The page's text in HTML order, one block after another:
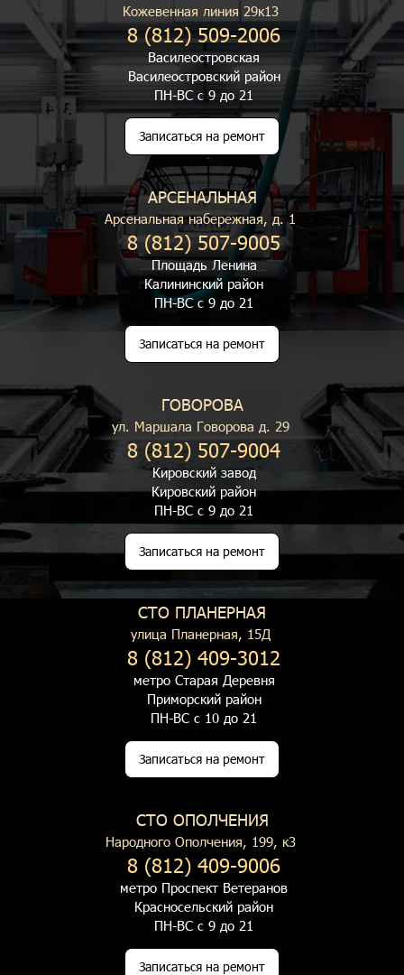
Кожевенная линия 29к13
8 (812) 509-2006
Василеостровская
Василеостровский район
ПН-ВС с 9 до 21
Записаться на ремонт
АРСЕНАЛЬНАЯ
Арсенальная набережная, д. 1
8 (812) 507-9005
Площадь Ленина
Калининский район
ПН-ВС с 9 до 21
Записаться на ремонт
ГОВОРОВА
ул. Маршала Говорова д. 29
8 (812) 507-9004
Кировский завод
Кировский район
ПН-ВС с 9 до 21
Записаться на ремонт
СТО ПЛАНЕРНАЯ
улица Планерная, 15Д
8 (812) 409-3012
метро Старая Деревня
Приморский район
ПН-ВС с 10 до 21
Записаться на ремонт
СТО ОПОЛЧЕНИЯ
Народного Ополчения, 199, к3
8 (812) 409-9006
метро Проспект Ветеранов
Красносельский район
ПН-ВС с 9 до 21
Записаться на ремонт